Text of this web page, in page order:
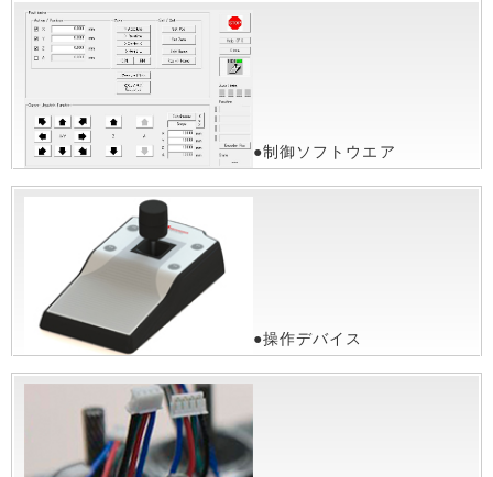
●制御ソフトウエア
●操作デバイス